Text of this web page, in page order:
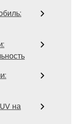
на